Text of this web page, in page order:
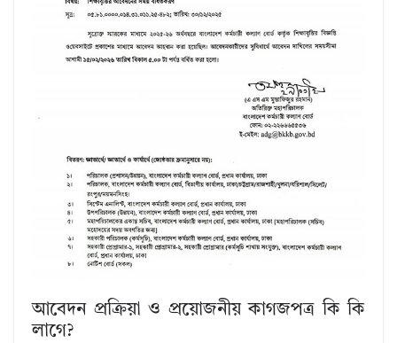
আবেদন প্রক্রিয়া ও প্রয়োজনীয় কাগজপত্র কি কি
লাগে?